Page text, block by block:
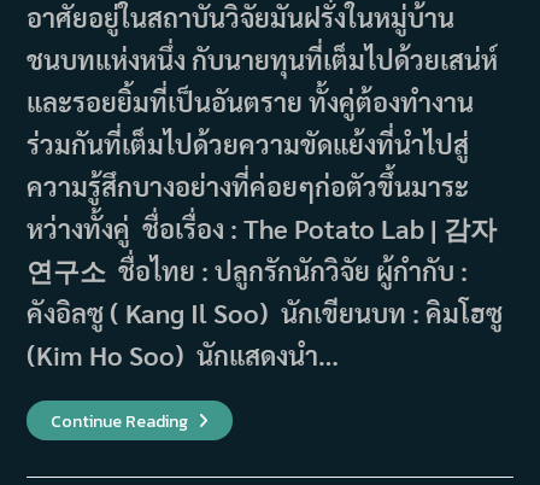
อาศัยอยู่ในสถาบันวิจัยมันฝรั่งในหมู่บ้าน
ชนบทแห่งหนึ่ง กับนายทุนที่เต็มไปด้วยเสน่ห์
และรอยยิ้มที่เป็นอันตราย ทั้งคู่ต้องทำงาน
ร่วมกันที่เต็มไปด้วยความขัดแย้งที่นำไปสู่
ความรู้สึกบางอย่างที่ค่อยๆก่อตัวขึ้นมาระ
หว่างทั้งคู่ ชื่อเรื่อง : The Potato Lab | 감자
연구소 ชื่อไทย : ปลูกรักนักวิจัย ผู้กำกับ :
คังอิลซู ( Kang Il Soo) นักเขียนบท : คิมโฮซู
(Kim Ho Soo) นักแสดงนำ…
Continue Readingเรื่อง
ย่อ
Potato